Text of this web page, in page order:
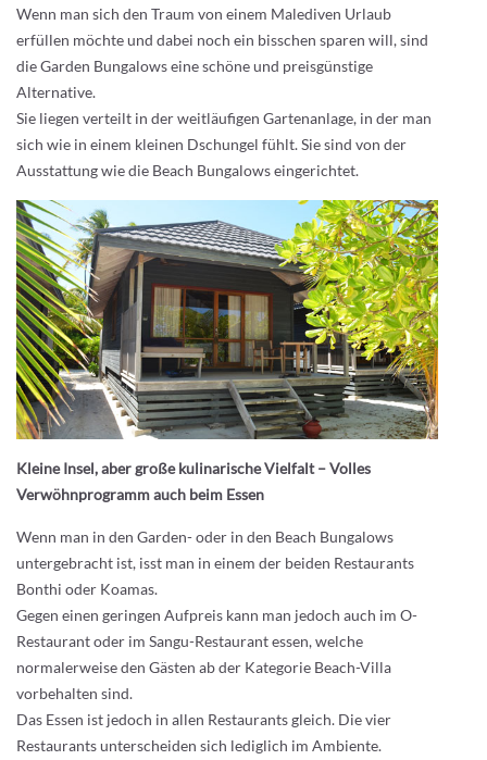
Wenn man sich den Traum von einem Malediven Urlaub
erfüllen möchte und dabei noch ein bisschen sparen will, sind
die Garden Bungalows eine schöne und preisgünstige
Alternative.
Sie liegen verteilt in der weitläufigen Gartenanlage, in der man
sich wie in einem kleinen Dschungel fühlt. Sie sind von der
Ausstattung wie die Beach Bungalows eingerichtet.
Kleine Insel, aber große kulinarische Vielfalt – Volles
Verwöhnprogramm auch beim Essen
Wenn man in den Garden- oder in den Beach Bungalows
untergebracht ist, isst man in einem der beiden Restaurants
Bonthi oder Koamas.
Gegen einen geringen Aufpreis kann man jedoch auch im O-
Restaurant oder im Sangu-Restaurant essen, welche
normalerweise den Gästen ab der Kategorie Beach-Villa
vorbehalten sind.
Das Essen ist jedoch in allen Restaurants gleich. Die vier
Restaurants unterscheiden sich lediglich im Ambiente.